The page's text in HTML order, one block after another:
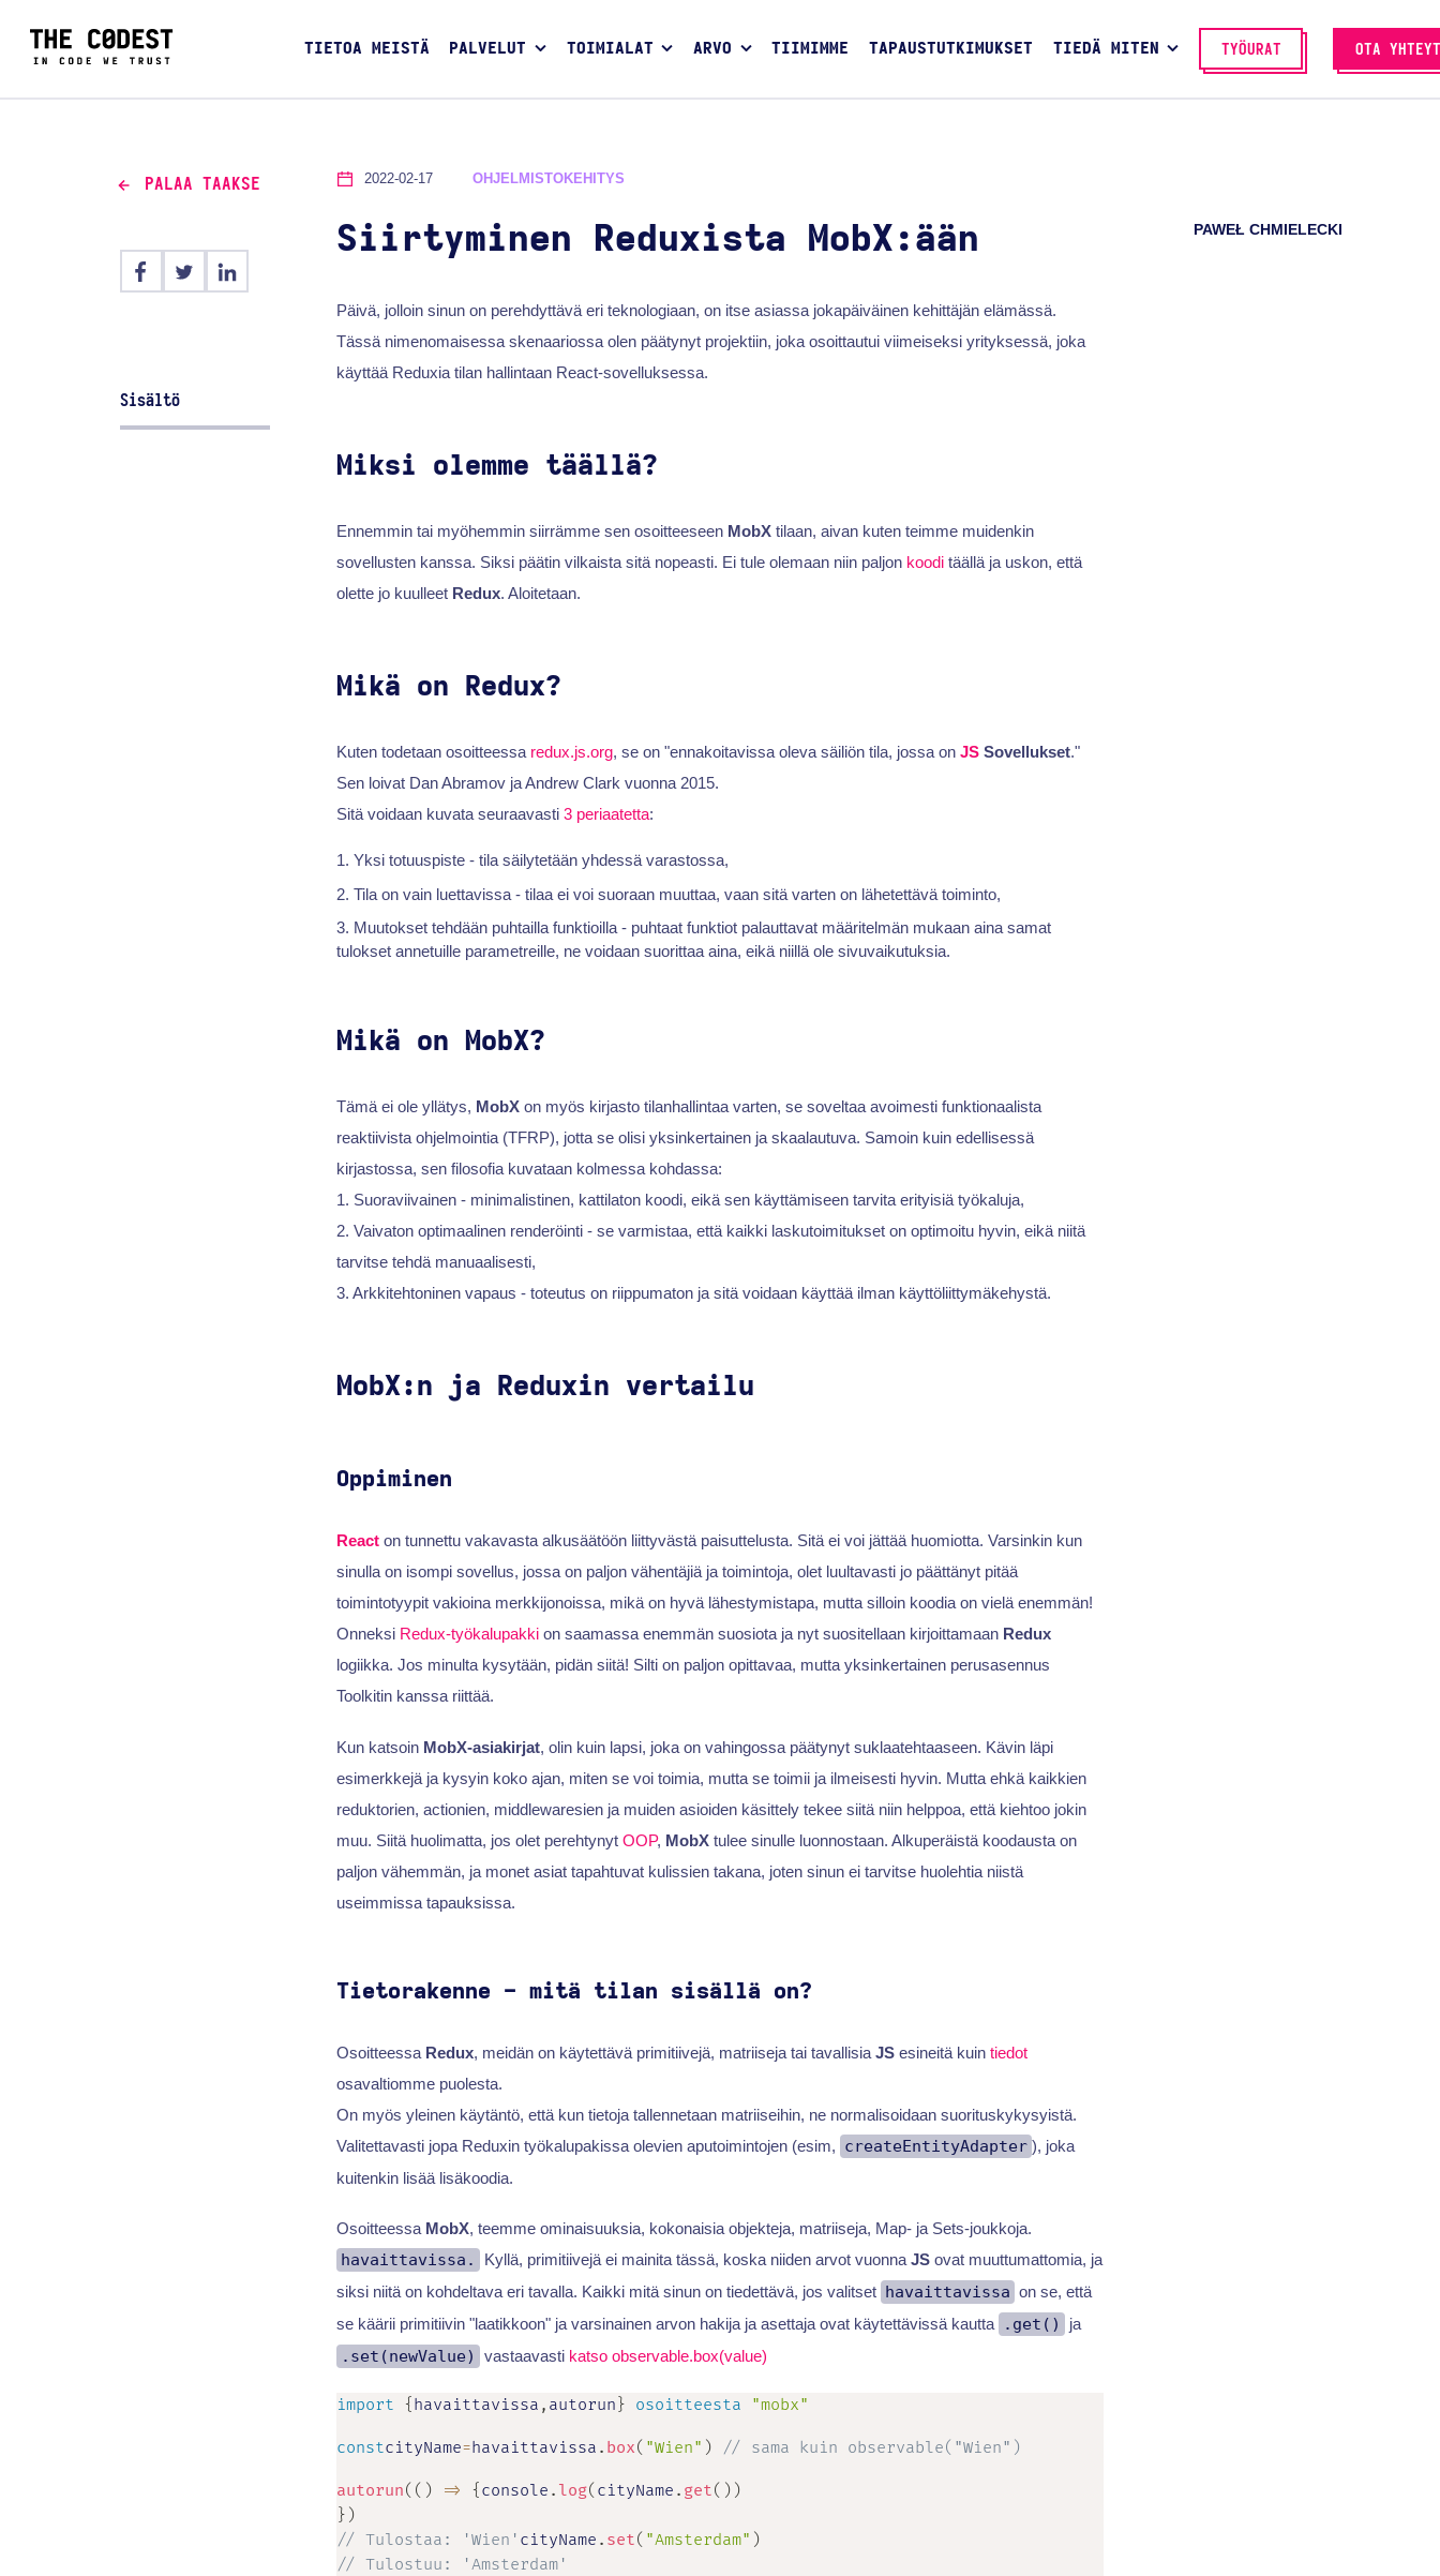
TIETOA MEISTÄ PALVELUT TOIMIALAT ARVO TIIMIMME TAPAUSTUTKIMUKSET TIEDÄ MITEN TYÖURAT OTA
PALAA TAAKSE
Sisältö
2022-02-17 OHJELMISTOKEHITYS
Siirtyminen Reduxista MobX:ään PAWEŁ CHMIELECKI
Päivä, jolloin sinun on perehdyttävä eri teknologiaan, on itse asiassa jokapäiväinen kehittäjän elämässä.
Tässä nimenomaisessa skenaariossa olen päätynyt projektiin, joka osoittautui viimeiseksi yrityksessä, joka
käyttää Reduxia tilan hallintaan React-sovelluksessa.
Miksi olemme täällä?
Ennemmin tai myöhemmin siirrämme sen osoitteeseen MobXtilaan, aivan kuten teimme muidenkin
sovellusten kanssa. Siksi päätin vilkaista sitä nopeasti. Ei tule olemaan niin paljon kooditäällä ja uskon, että
olette jo kuulleet Redux. Aloitetaan.
Mikä on Redux?
Kuten todetaan osoitteessa redux.js.org, se on "ennakoitavissa oleva säiliön tila, jossa on JSSovellukset."
Sen loivat Dan Abramov ja Andrew Clark vuonna 2015.
Sitä voidaan kuvata seuraavasti 3 periaatetta:
Yksi totuuspiste - tila säilytetään yhdessä varastossa,
Tila on vain luettavissa - tilaa ei voi suoraan muuttaa, vaan sitä varten on lähetettävä toiminto,
Muutokset tehdään puhtailla funktioilla - puhtaat funktiot palauttavat määritelmän mukaan aina samat
tulokset annetuille parametreille, ne voidaan suorittaa aina, eikä niillä ole sivuvaikutuksia.
Mikä on MobX?
Tämä ei ole yllätys, MobX on myös kirjasto tilanhallintaa varten, se soveltaa avoimesti funktionaalista
reaktiivista ohjelmointia (TFRP), jotta se olisi yksinkertainen ja skaalautuva. Samoin kuin edellisessä
kirjastossa, sen filosofia kuvataan kolmessa kohdassa:
1. Suoraviivainen - minimalistinen, kattilaton koodi, eikä sen käyttämiseen tarvita erityisiä työkaluja,
2. Vaivaton optimaalinen renderöinti - se varmistaa, että kaikki laskutoimitukset on optimoitu hyvin, eikä niitä
tarvitse tehdä manuaalisesti,
3. Arkkitehtoninen vapaus - toteutus on riippumaton ja sitä voidaan käyttää ilman käyttöliittymäkehystä.
MobX:n ja Reduxin vertailu
Oppiminen
Reacton tunnettu vakavasta alkusäätöön liittyvästä paisuttelusta. Sitä ei voi jättää huomiotta. Varsinkin kun
sinulla on isompi sovellus, jossa on paljon vähentäjiä ja toimintoja, olet luultavasti jo päättänyt pitää
toimintotyypit vakioina merkkijonoissa, mikä on hyvä lähestymistapa, mutta silloin koodia on vielä enemmän!
Onneksi Redux-työkalupakkion saamassa enemmän suosiota ja nyt suositellaan kirjoittamaan Redux
logiikka. Jos minulta kysytään, pidän siitä! Silti on paljon opittavaa, mutta yksinkertainen perusasennus
Toolkitin kanssa riittää.
Kun katsoin MobX-asiakirjat, olin kuin lapsi, joka on vahingossa päätynyt suklaatehtaaseen. Kävin läpi
esimerkkejä ja kysyin koko ajan, miten se voi toimia, mutta se toimii ja ilmeisesti hyvin. Mutta ehkä kaikkien
reduktorien, actionien, middlewaresien ja muiden asioiden käsittely tekee siitä niin helppoa, että kiehtoo jokin
muu. Siitä huolimatta, jos olet perehtynyt OOP, MobXtulee sinulle luonnostaan. Alkuperäistä koodausta on
paljon vähemmän, ja monet asiat tapahtuvat kulissien takana, joten sinun ei tarvitse huolehtia niistä
useimmissa tapauksissa.
Tietorakenne - mitä tilan sisällä on?
Osoitteessa Redux, meidän on käytettävä primitiivejä, matriiseja tai tavallisia JSesineitä kuin tiedot
osavaltiomme puolesta.
On myös yleinen käytäntö, että kun tietoja tallennetaan matriiseihin, ne normalisoidaan suorituskykysyistä.
Valitettavasti jopa Reduxin työkalupakissa olevien aputoimintojen (esim, createEntityAdapter ), joka
kuitenkin lisää lisäkoodia.
Osoitteessa MobX, teemme ominaisuuksia, kokonaisia objekteja, matriiseja, Map- ja Sets-joukkoja.
havaittavissa. Kyllä, primitiivejä ei mainita tässä, koska niiden arvot vuonna JSovat muuttumattomia, ja
siksi niitä on kohdeltava eri tavalla. Kaikki mitä sinun on tiedettävä, jos valitset havaittavissa on se, että
se käärii primitiivin "laatikkoon" ja varsinainen arvon hakija ja asettaja ovat käytettävissä kautta
.get() ja
.set(newValue) vastaavastikatso observable.box(value)
import { havaittavissa , autorun } osoitteesta "mobx"
constcityName=havaittavissa . box( "Wien" ) // sama kuin observable("Wien")
autorun( ( ) => { console . log( cityName . get( ) )
} )
// Tulostaa: 'Wien' cityName . set( "Amsterdam" )
// Tulostuu: 'Amsterdam'